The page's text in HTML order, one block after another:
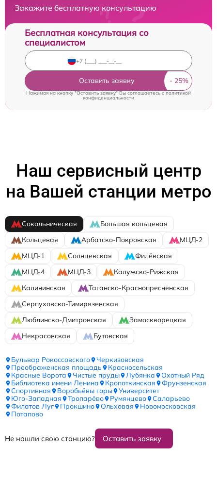
Закажите бесплатную консультацию
Бесплатная консультация со
специалистом
Оставить заявку
Нажимая на кнопку "Оставить заявку" Вы соглашаетесь c политикой
конфиденциальности
Наш сервисный центр
на Вашей станции метро
Сокольническая
Большая кольцевая
Кольцевая
Арбатско-Покровская
МЦД-2
МЦД-1
Солнцевская
Филёвская
МЦД-4
МЦД-3
Калужско-Рижская
Калининская
Таганско-Краснопресненская
Серпуховско-Тимирязевская
Люблинско-Дмитровская
Замоскворецкая
Некрасовская
Бутовская
Бульвар Рокоссовского
Черкизовская
Преображенская площадь
Красносельская
Красные Ворота
Чистые пруды Лубянка
Охотный Ряд
Библиотека имени Ленина
Кропоткинская
Фрунзенская
Спортивная
Воробьёвы горы
Университет
Юго-Западная
Тропарёво Румянцево
Саларьево
Филатов Луг
Прокшино Ольховая
Новомосковская
Потапово
Не нашли свою станцию? Оставить заявку